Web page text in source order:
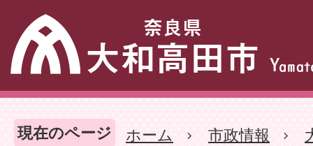
現在のページ ホーム 市政情報